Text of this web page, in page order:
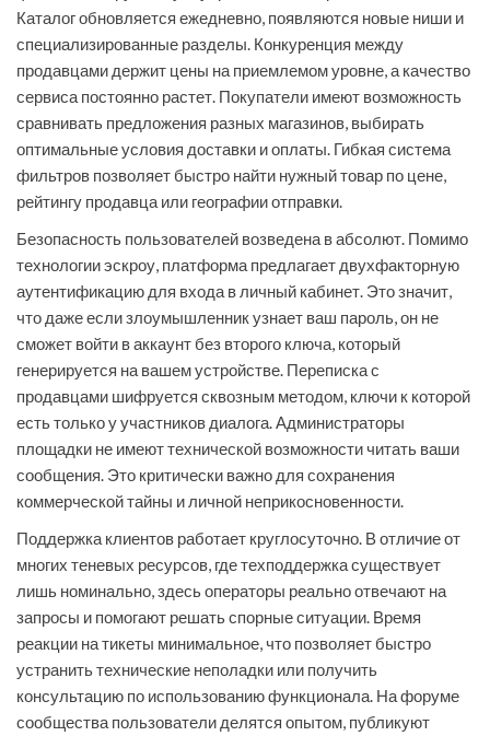
Каталог обновляется ежедневно, появляются новые ниши и
специализированные разделы. Конкуренция между
продавцами держит цены на приемлемом уровне, а качество
сервиса постоянно растет. Покупатели имеют возможность
сравнивать предложения разных магазинов, выбирать
оптимальные условия доставки и оплаты. Гибкая система
фильтров позволяет быстро найти нужный товар по цене,
рейтингу продавца или географии отправки.
Безопасность пользователей возведена в абсолют. Помимо
технологии эскроу, платформа предлагает двухфакторную
аутентификацию для входа в личный кабинет. Это значит,
что даже если злоумышленник узнает ваш пароль, он не
сможет войти в аккаунт без второго ключа, который
генерируется на вашем устройстве. Переписка с
продавцами шифруется сквозным методом, ключи к которой
есть только у участников диалога. Администраторы
площадки не имеют технической возможности читать ваши
сообщения. Это критически важно для сохранения
коммерческой тайны и личной неприкосновенности.
Поддержка клиентов работает круглосуточно. В отличие от
многих теневых ресурсов, где техподдержка существует
лишь номинально, здесь операторы реально отвечают на
запросы и помогают решать спорные ситуации. Время
реакции на тикеты минимальное, что позволяет быстро
устранить технические неполадки или получить
консультацию по использованию функционала. На форуме
сообщества пользователи делятся опытом, публикуют